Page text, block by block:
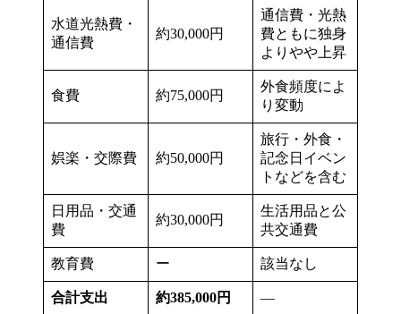
水道光熱費・
通信費
約30,000円
通信費・光熱
費ともに独身
よりやや上昇
食費 約75,000円
外食頻度によ
り変動
娯楽・交際費 約50,000円
旅行・外食・
記念日イベン
トなどを含む
日用品・交通
費
約30,000円
生活用品と公
共交通費
教育費 ー 該当なし
合計支出 約385,000円 —